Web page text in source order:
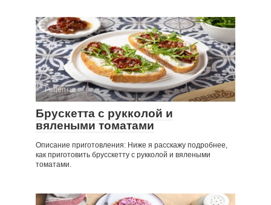
Рецепты
Брускетта с рукколой и
вялеными томатами
Описание приготовления: Ниже я расскажу подробнее,
как приготовить брусскетту с рукколой и вялеными
томатами.